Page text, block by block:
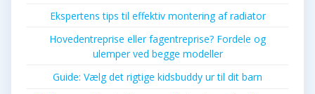
Ekspertens tips til effektiv montering af radiator
Hovedentreprise eller fagentreprise? Fordele og
ulemper ved begge modeller
Guide: Vælg det rigtige kidsbuddy ur til dit barn